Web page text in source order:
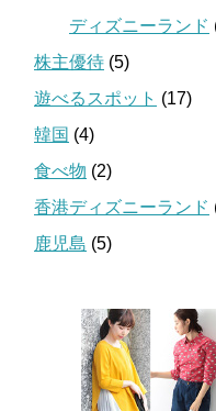
ディズニーランド
株主優待 (5)
遊べるスポット (17)
韓国 (4)
食べ物 (2)
香港ディズニーランド
鹿児島 (5)